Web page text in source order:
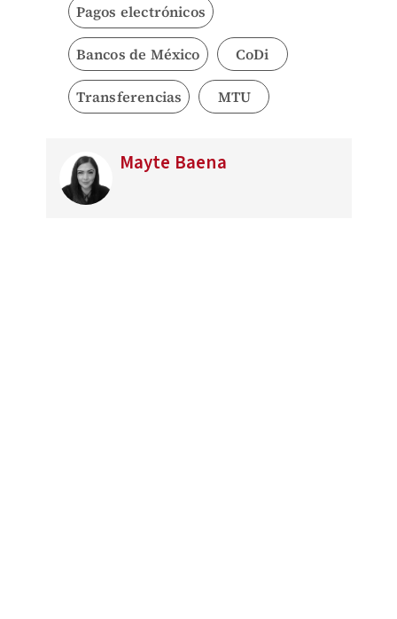
Pagos electrónicos
Bancos de México CoDi
Transferencias MTU
Mayte Baena